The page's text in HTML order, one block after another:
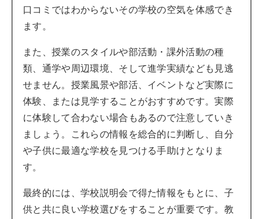
口コミではわからないその学校の空気を体感でき
ます。
また、授業のスタイルや部活動・課外活動の種
類、通学や周辺環境、そして進学実績なども見逃
せません。授業風景や部活、イベントなど実際に
体験、または見学することがおすすめです。実際
に体験して合わない場合もあるので注意していき
ましょう。これらの情報を総合的に判断し、自分
や子供に最適な学校を見つける手助けとなりま
す。
最終的には、学校説明会で得た情報をもとに、子
供と共に良い学校選びをすることが重要です。教